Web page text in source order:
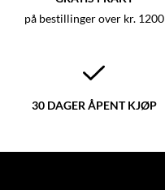
på bestillinger over kr. 1200
30 DAGER ÅPENT KJØP